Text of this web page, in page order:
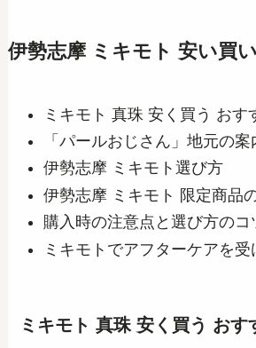
伊勢志摩 ミキモト 安い買
ミキモト 真珠 安く買う おす
「パールおじさん」地元の
伊勢志摩 ミキモト選び方
伊勢志摩 ミキモト 限定商品
購入時の注意点と選び方のコ
ミキモトでアフターケアを受
ミキモト 真珠 安く買う おす